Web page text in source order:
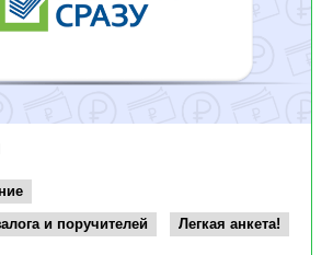
и поручителей
Легкая анкета!